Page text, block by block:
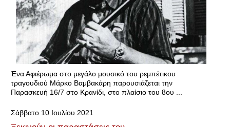
Ένα Αφιέρωμα στο μεγάλο μουσικό του ρεμπέτικου
τραγουδιού Μάρκο Βαμβακάρη παρουσιάζεται την
Παρασκευή 16/7 στο Κρανίδι, στο πλαίσιο του 8ου ...
Σάββατο 10 Ιουλίου 2021